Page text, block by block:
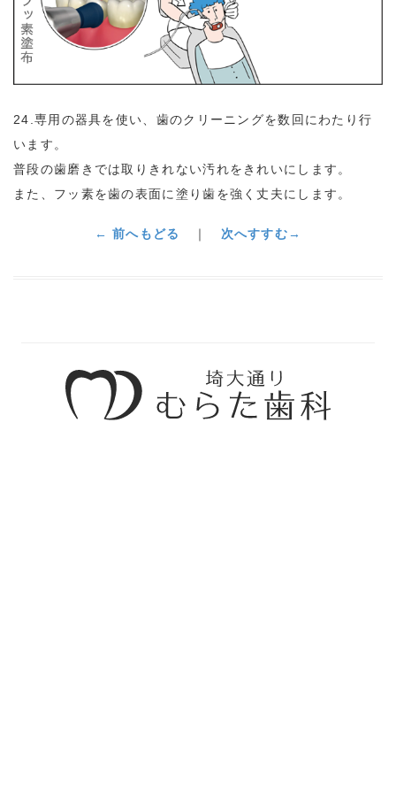
24.専用の器具を使い、歯のクリーニングを数回にわたり行
います。
普段の歯磨きでは取りきれない汚れをきれいにします。
また、フッ素を歯の表面に塗り歯を強く丈夫にします。
← 前へもどる ｜ 次へすすむ→